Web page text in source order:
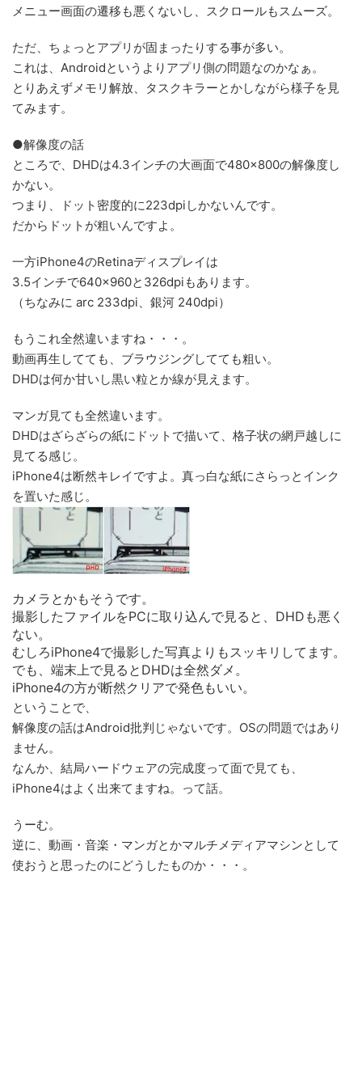
メニュー画面の遷移も悪くないし、スクロールもスムーズ。
ただ、ちょっとアプリが固まったりする事が多い。
これは、Androidというよりアプリ側の問題なのかなぁ。
とりあえずメモリ解放、タスクキラーとかしながら様子を見
てみます。
●解像度の話
ところで、DHDは4.3インチの大画面で480×800の解像度し
かない。
つまり、ドット密度的に223dpiしかないんです。
だからドットが粗いんですよ。
一方iPhone4のRetinaディスプレイは
3.5インチで640×960と326dpiもあります。
（ちなみに arc 233dpi、銀河 240dpi）
もうこれ全然違いますね・・・。
動画再生してても、ブラウジングしてても粗い。
DHDは何か甘いし黒い粒とか線が見えます。
マンガ見ても全然違います。
DHDはざらざらの紙にドットで描いて、格子状の網戸越しに
見てる感じ。
iPhone4は断然キレイですよ。真っ白な紙にさらっとインク
を置いた感じ。
カメラとかもそうです。
撮影したファイルをPCに取り込んで見ると、DHDも悪く
ない。
むしろiPhone4で撮影した写真よりもスッキリしてます。
でも、端末上で見るとDHDは全然ダメ。
iPhone4の方が断然クリアで発色もいい。
ということで、
解像度の話はAndroid批判じゃないです。OSの問題ではあり
ません。
なんか、結局ハードウェアの完成度って面で見ても、
iPhone4はよく出来てますね。って話。
うーむ。
逆に、動画・音楽・マンガとかマルチメディアマシンとして
使おうと思ったのにどうしたものか・・・。